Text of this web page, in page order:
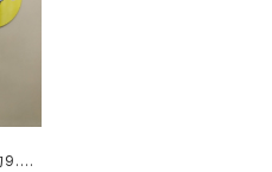
9.5c